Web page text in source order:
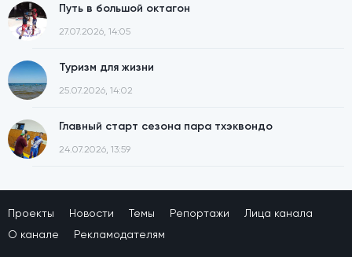
Путь в большой октагон
27.07.2026, 14:05
Туризм для жизни
25.07.2026, 14:02
Главный старт сезона пара тхэквондо
24.07.2026, 13:59
Проекты Новости Темы Репортажи
Лица канала
О канале
Рекламодателям